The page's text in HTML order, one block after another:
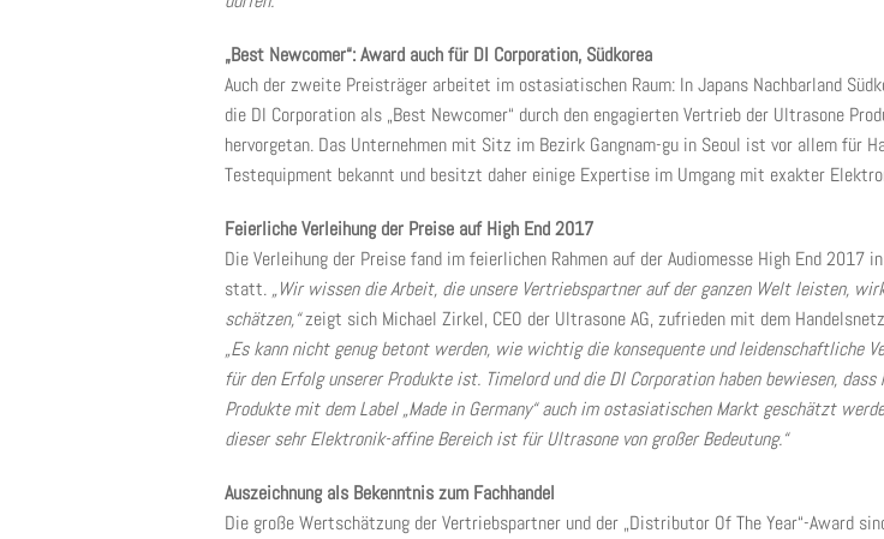
„Best Newcomer“: Award auch für DI Corporation, Südkorea
Auch der zweite Preisträger arbeitet im ostasiatischen Raum: In Japans Nachbarland
die DI Corporation als „Best Newcomer“ durch den engagierten Vertrieb der Ultrasone
hervorgetan. Das Unternehmen mit Sitz im Bezirk Gangnam-gu in Seoul ist vor allem für
Testequipment bekannt und besitzt daher einige Expertise im Umgang mit exakter
Feierliche Verleihung der Preise auf High End 2017
Die Verleihung der Preise fand im feierlichen Rahmen auf der Audiomesse High End 2017
statt. „Wir wissen die Arbeit, die unsere Vertriebspartner auf der ganzen Welt leisten,
schätzen,“zeigt sich Michael Zirkel, CEO der Ultrasone AG, zufrieden mit dem
„Es kann nicht genug betont werden, wie wichtig die konsequente und leidenschaftliche
für den Erfolg unserer Produkte ist. Timelord und die DI Corporation haben bewiesen,
Produkte mit dem Label „Made in Germany“ auch im ostasiatischen Markt geschätzt
dieser sehr Elektronik-affine Bereich ist für Ultrasone von großer Bedeutung.“
Auszeichnung als Bekenntnis zum Fachhandel
Die große Wertschätzung der Vertriebspartner und der „Distributor Of The Year“-Award